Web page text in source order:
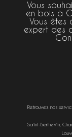
Vous
en bois à
Vous êtes
expert des
Retrouvez nos
Saint-Berthevin ,